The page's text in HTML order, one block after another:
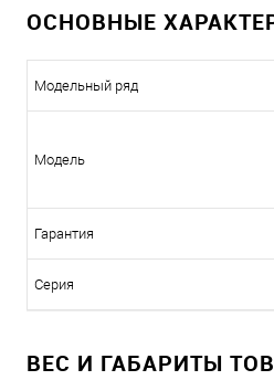
ОСНОВНЫЕ
Модельный ряд
Модель
Гарантия
Серия
ВЕС И ГАБАРИТЫ